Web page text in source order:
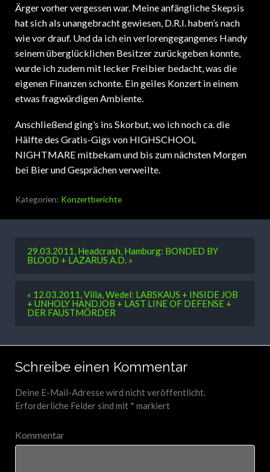
Ärger vorher vergessen war. Meine anfängliche Skepsis
hat sich als unangebracht gewiesen, D.R.I. haben’s nach
wie vor drauf. Und da ich ein verlorengegangenes Handy
seinem überglücklichen Besitzer zurückgeben konnte,
wurde ich zudem mit lecker Freibier bedacht, was die
eigenen Finanzen schonte. Ein geiles Konzert in einem
etwas fragwürdigen Ambiente.
Anschließend ging’s ins Skorbut, wo ich noch ca. die
Hälfte des Gratis-Gigs von HIGHSCHOOL
NIGHTMARE mitbekam und bis zum nächsten Morgen
bei Bier und Gesprächen verweilte.
Kategorien: Konzertberichte
29.03.2011, Headcrash, Hamburg: BONDED BY
BLOOD + LAZARUS A.D. »
« 12.03.2011, Villa, Wedel: LABSKAUS + INSIDE JOB
+ UNHOLY HANDJOB + LAST LINE OF DEFENSE +
DER FAUSTMÖRDER
Schreibe einen Kommentar
Deine E-Mail-Adresse wird nicht veröffentlicht.
Erforderliche Felder sind mit * markiert
Kommentar